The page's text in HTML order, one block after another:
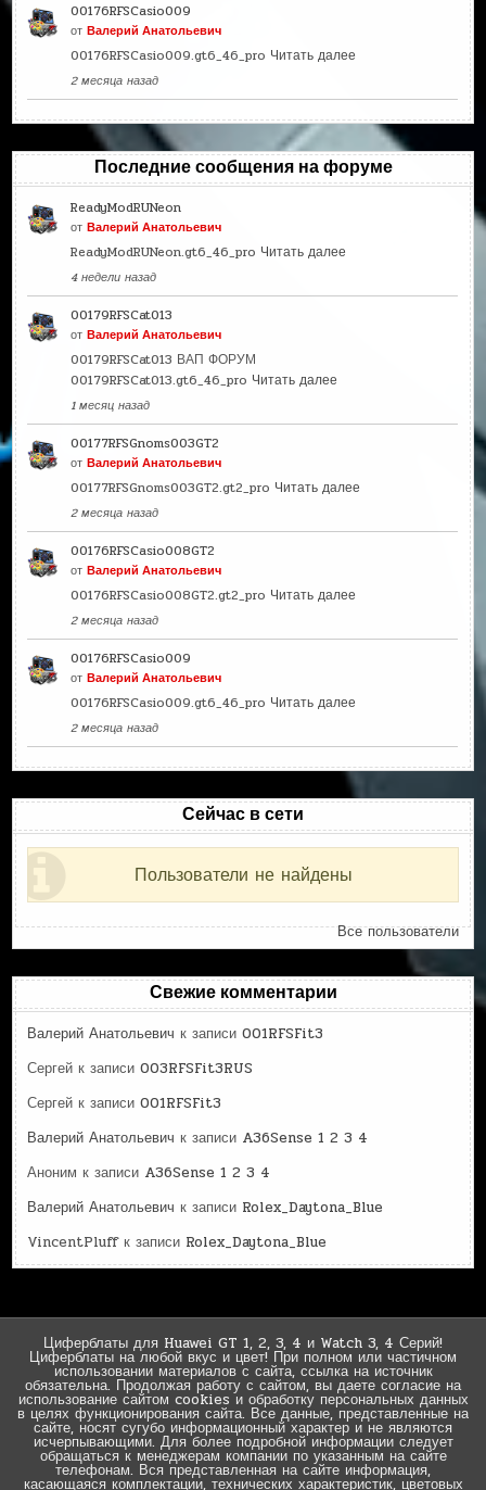
00176RFSCasio009
отВалерий Анатольевич
00176RFSCasio009.gt6_46_pro Читать далее
2 месяца назад
Последние сообщения на форуме
ReadyModRUNeon
отВалерий Анатольевич
ReadyModRUNeon.gt6_46_pro Читать далее
4 недели назад
00179RFSCat013
отВалерий Анатольевич
00179RFSCat013 ВАП ФОРУМ
00179RFSCat013.gt6_46_pro Читать далее
1 месяц назад
00177RFSGnoms003GT2
отВалерий Анатольевич
00177RFSGnoms003GT2.gt2_pro Читать далее
2 месяца назад
00176RFSCasio008GT2
отВалерий Анатольевич
00176RFSCasio008GT2.gt2_pro Читать далее
2 месяца назад
00176RFSCasio009
отВалерий Анатольевич
00176RFSCasio009.gt6_46_pro Читать далее
2 месяца назад
Сейчас в сети
Пользователи не найдены
Все пользователи
Свежие комментарии
Валерий Анатольевич к записи001RFSFit3
Сергей к записи003RFSFit3RUS
Сергей к записи001RFSFit3
Валерий Анатольевич к записи A36Sense 1 2 3 4
Аноним к записи A36Sense 1 2 3 4
Валерий Анатольевич к записи Rolex_Daytona_Blue
VincentPluffк записи Rolex_Daytona_Blue
Циферблаты для Huawei GT 1, 2, 3, 4 и Watch 3, 4 Серий!
Циферблаты на любой вкус и цвет! При полном или частичном
использовании материалов с сайта, ссылка на источник
обязательна. Продолжая работу с сайтом, вы даете согласие на
использование сайтом cookies и обработку персональных данных
в целях функционирования сайта. Все данные, представленные на
сайте, носят сугубо информационный характер и не являются
исчерпывающими. Для более подробной информации следует
обращаться к менеджерам компании по указанным на сайте
телефонам. Вся представленная на сайте информация,
касающаяся комплектации, технических характеристик, цветовых